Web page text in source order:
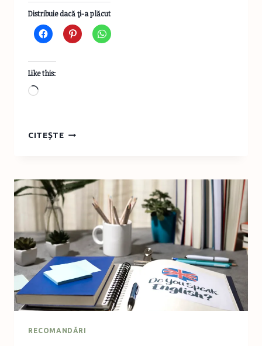
Distribuie dacă ţi-a plăcut
Like this:
Loading…
CITEȘTE10
CARE
GARANTEAZĂ
EXPERIENȚE
NEUITAT
RECOMANDĂRI